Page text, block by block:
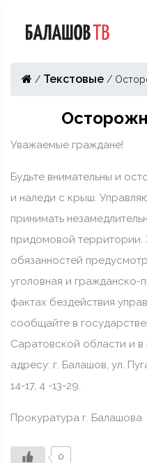
/ Текстовые /
Уважаемые граждане!
Будьте внимательны и
и наледи с крыш.
принимать
придомовой территории.
обязанностей
уголовная и гражданско-
фактах бездействия
сообщайте в
Саратовской области и
адресу: г. Балашов, ул.
14-17, 4 -13-29.
Прокуратура г. Балашова
0